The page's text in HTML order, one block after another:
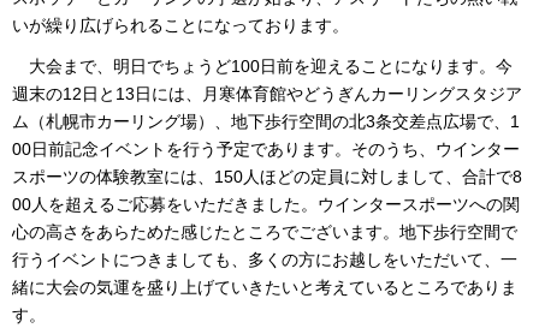
いが繰り広げられることになっております。
大会まで、明日でちょうど100日前を迎えることになります。今
週末の12日と13日には、月寒体育館やどうぎんカーリングスタジア
ム（札幌市カーリング場）、地下歩行空間の北3条交差点広場で、1
00日前記念イベントを行う予定であります。そのうち、ウインター
スポーツの体験教室には、150人ほどの定員に対しまして、合計で8
00人を超えるご応募をいただきました。ウインタースポーツへの関
心の高さをあらためた感じたところでございます。地下歩行空間で
行うイベントにつきましても、多くの方にお越しをいただいて、一
緒に大会の気運を盛り上げていきたいと考えているところでありま
す。